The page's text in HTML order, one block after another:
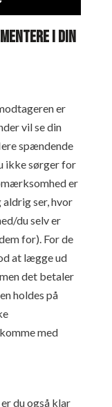
i din
er
vil se din
spændende
ikke sørger for
er
aldrig ser, hvor
du selv er
for). For de
at lægge ud
det betaler
holdes på
med
du også klar